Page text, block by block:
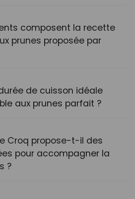
composent la recette
prunes proposée par
de cuisson idéale
aux prunes parfait ?
Croq propose-t-il des
pour accompagner la
?